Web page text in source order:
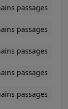
passages
passages
passages
passages
passages